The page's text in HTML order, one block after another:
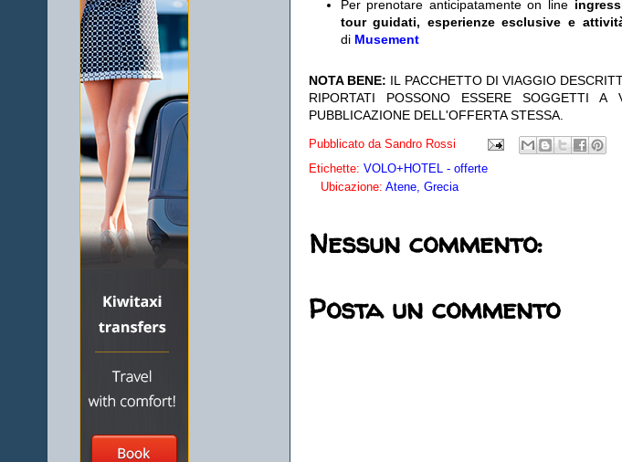
Per prenotare anticipatamente on line
tour guidati, esperienze esclusive e
di Musement
NOTA BENE: IL PACCHETTO DI VIAGGIO
RIPORTATI POSSONO ESSERE SOGGETTI A
PUBBLICAZIONE DELL'OFFERTA STESSA.
Pubblicato da Sandro Rossi
Etichette: VOLO+HOTEL - offerte
Ubicazione: Atene, Grecia
Nessun commento:
Posta un commento